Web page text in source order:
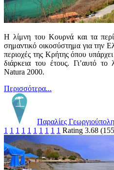
Η λίμνη του Κουρνά και τα
σημαντικό οικοσύστημα για την
περιοχές της Κρήτης όπου
διάρκεια του έτους. Γι’αυτό το
Natura 2000.
Περισσότερα...
Παραλίες
1 1 1 1 1 1 1 1 1 1 Rating 3.68